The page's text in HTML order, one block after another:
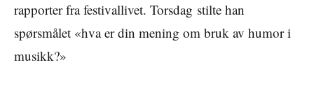
rapporter fra festivallivet. Torsdag stilte han
spørsmålet «hva er din mening om bruk av humor i
musikk?»